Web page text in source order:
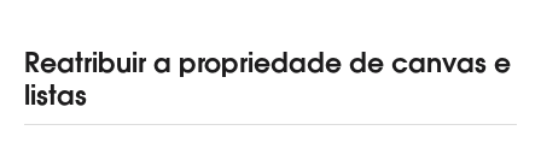
Reatribuir a propriedade de canvas e
listas